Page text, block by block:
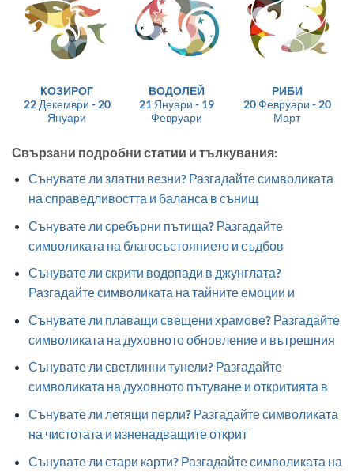
КОЗИРОГ
22 Декември - 20
Януари
ВОДОЛЕЙ
21 Януари - 19
Февруари
РИБИ
20 Февруари - 20
Март
Свързани подробни статии и тълкувания:
Сънувате ли златни везни? Разгадайте символиката
на справедливостта и баланса в сънищ
Сънувате ли сребърни пътища? Разгадайте
символиката на благосъстоянието и съдбов
Сънувате ли скрити водопади в джунглата?
Разгадайте символиката на тайните емоции и
Сънувате ли плаващи свещени храмове? Разгадайте
символиката на духовното обновление и вътрешния
Сънувате ли светлинни тунели? Разгадайте
символиката на духовното пътуване и откритията в
Сънувате ли летящи перли? Разгадайте символиката
на чистотата и изненадващите открит
Сънувате ли стари карти? Разгадайте символиката на